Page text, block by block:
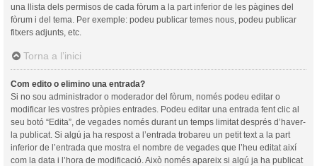
una llista dels permisos de cada fòrum a la part inferior de les pàgines del
fòrum i del tema. Per exemple: podeu publicar temes nous, podeu publicar
fitxers adjunts, etc.
Torna a l’inici
Com edito o elimino una entrada?
Si no sou administrador o moderador del fòrum, només podeu editar o
modificar les vostres pròpies entrades. Podeu editar una entrada fent clic al
seu botó “Edita”, de vegades només durant un temps limitat després d’haver-
la publicat. Si algú ja ha respost a l’entrada trobareu un petit text a la part
inferior de l’entrada que mostra el nombre de vegades que l’heu editat així
com la data i l’hora de modificació. Això només apareix si algú ja ha publicat